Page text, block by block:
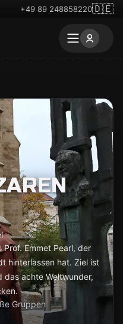
+49 89 248858220🇩🇪
Emmet Pearl, der
hinterlassen hat. Ziel ist
das achte Weltwunder,
Gruppen